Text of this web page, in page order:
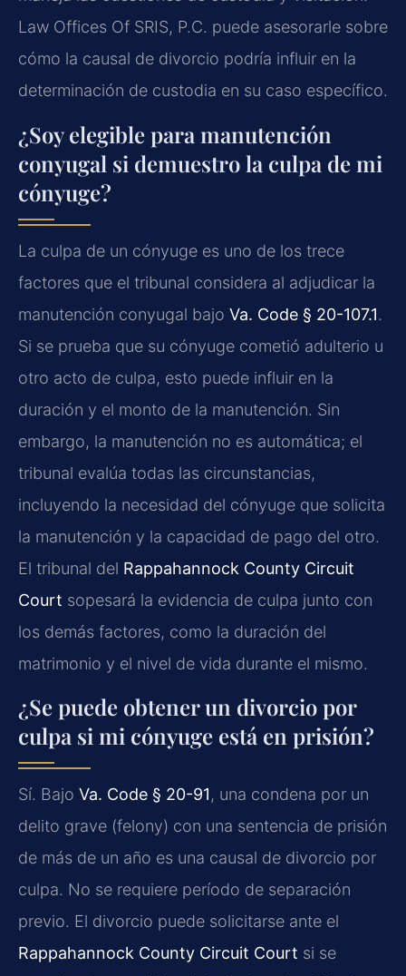
Law Offices Of SRIS, P.C. puede asesorarle sobre
cómo la causal de divorcio podría influir en la
determinación de custodia en su caso específico.
¿Soy elegible para manutención
conyugal si demuestro la culpa de mi
cónyuge?
La culpa de un cónyuge es uno de los trece
factores que el tribunal considera al adjudicar la
manutención conyugal bajo Va. Code § 20-107.1.
Si se prueba que su cónyuge cometió adulterio u
otro acto de culpa, esto puede influir en la
duración y el monto de la manutención. Sin
embargo, la manutención no es automática; el
tribunal evalúa todas las circunstancias,
incluyendo la necesidad del cónyuge que solicita
la manutención y la capacidad de pago del otro.
El tribunal del Rappahannock County Circuit
Court sopesará la evidencia de culpa junto con
los demás factores, como la duración del
matrimonio y el nivel de vida durante el mismo.
¿Se puede obtener un divorcio por
culpa si mi cónyuge está en prisión?
Sí. Bajo Va. Code § 20-91, una condena por un
delito grave (felony) con una sentencia de prisión
de más de un año es una causal de divorcio por
culpa. No se requiere período de separación
previo. El divorcio puede solicitarse ante el
Rappahannock County Circuit Court si se